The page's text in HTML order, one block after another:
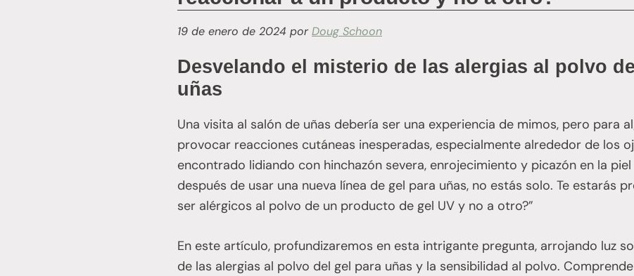
19 de enero de 2024 porDoug Schoon
Desvelando el misterio de las alergias al polvo
uñas
Una visita al salón de uñas debería ser una experiencia de mimos, pero para
provocar reacciones cutáneas inesperadas, especialmente alrededor de los
encontrado lidiando con hinchazón severa, enrojecimiento y picazón en la
después de usar una nueva línea de gel para uñas, no estás solo. Te estarás
ser alérgicos al polvo de un producto de gel UV y no a otro?”
En este artículo, profundizaremos en esta intrigante pregunta, arrojando luz
de las alergias al polvo del gel para uñas y la sensibilidad al polvo.